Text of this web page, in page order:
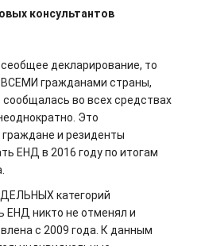
консультантов
декларирование, то
гражданами страны,
сообщалась во всех средствах
Это
и резиденты
ЕНД в 2016 году по итогам
категорий
ЕНД никто не отменял и
с 2009 года. К данным